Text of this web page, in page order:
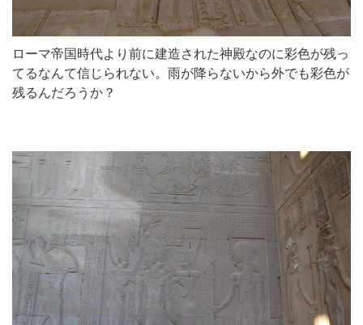
ローマ帝国時代より前に建造された神殿なのに彩色が残っ
てるなんて信じられない。雨が降らないから外でも彩色が
残るんだろうか？